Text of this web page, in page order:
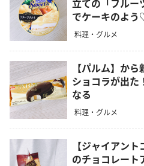
立ての「フルー
でケーキのよ
料理・グルメ
【パルム】か
ショコラが出た
なる
料理・グルメ
【ジャイアン
のチョコレー